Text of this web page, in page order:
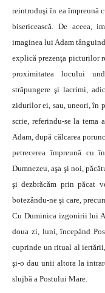
reintroduşi în ea împreună
bisericească. De aceea,
imaginea lui Adam
explică prezenţa picturilor
proximitatea locului
străpungere şi lacrimi,
zidurilor ei, sau, uneori, în
scrie, referindu-se la tema
Adam, după călcarea
petrecerea împreună
Dumnezeu, aşa şi noi,
şi dezbrăcăm prin păcat
botezându-ne şi care,
Cu Duminica izgonirii lui
doua zi, luni, începând
cuprinde un ritual al
şi-o dau unii altora la
slujbă a Postului Mare.